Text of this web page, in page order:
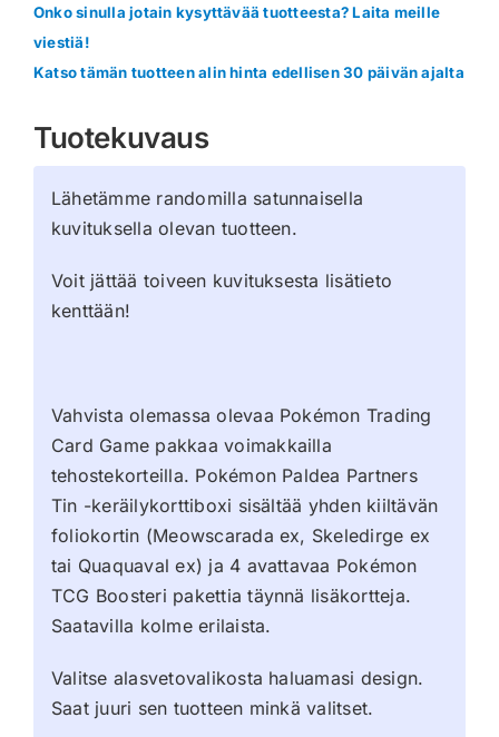
Onko sinulla jotain kysyttävää tuotteesta? Laita meille
viestiä!
Katso tämän tuotteen alin hinta edellisen 30 päivän ajalta
Tuotekuvaus
Lähetämme randomilla satunnaisella
kuvituksella olevan tuotteen.
Voit jättää toiveen kuvituksesta lisätieto
kenttään!
Vahvista olemassa olevaa Pokémon Trading
Card Game pakkaa voimakkailla
tehostekorteilla. Pokémon Paldea Partners
Tin -keräilykorttiboxi sisältää yhden kiiltävän
foliokortin (Meowscarada ex, Skeledirge ex
tai Quaquaval ex) ja 4 avattavaa Pokémon
TCG Boosteri pakettia täynnä lisäkortteja.
Saatavilla kolme erilaista.
Valitse alasvetovalikosta haluamasi design.
Saat juuri sen tuotteen minkä valitset.